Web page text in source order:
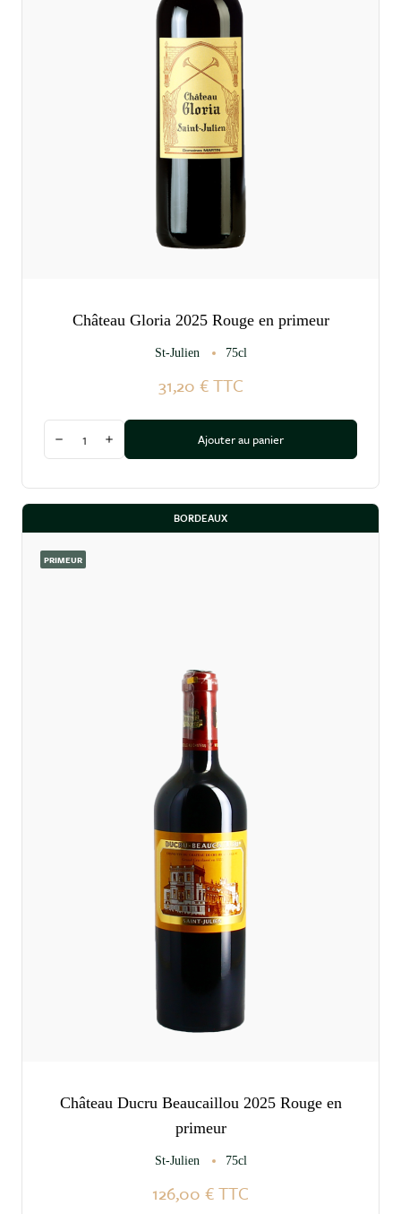
Château Gloria 2025 Rouge en primeur
St-Julien 75cl
31,20 € TTC
Diminuer la quantité
Augmenter la quantitéAjouter au panier
BORDEAUX
PRIMEUR
Château Ducru Beaucaillou 2025 Rouge en
primeur
St-Julien 75cl
126,00 €TTC